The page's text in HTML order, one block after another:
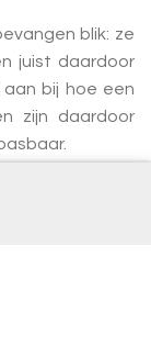
blik: ze
juist daardoor
bij hoe een
zijn daardoor